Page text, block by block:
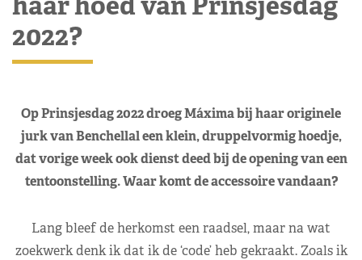
2022?
Op Prinsjesdag 2022 droeg Máxima bij haar originele
jurk van Benchellal een klein, druppelvormig hoedje,
dat vorige week ook dienst deed bij de opening van een
tentoonstelling. Waar komt de accessoire vandaan?
Lang bleef de herkomst een raadsel, maar na wat
zoekwerk denk ik dat ik de ‘code’ heb gekraakt. Zoals ik